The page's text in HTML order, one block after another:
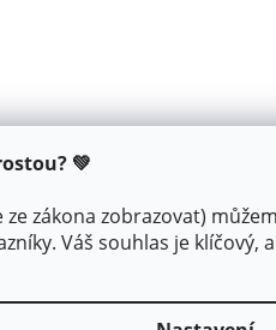
💚
zákona zobrazovat)
Váš souhlas je